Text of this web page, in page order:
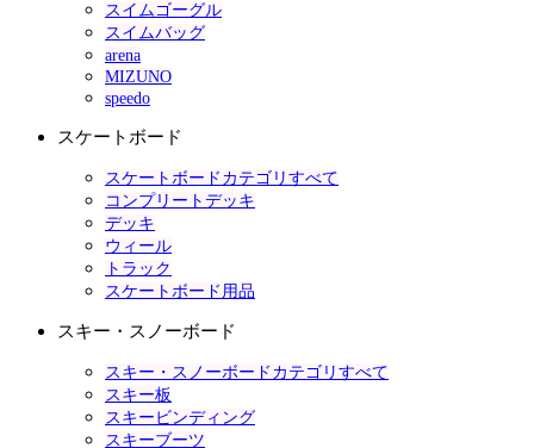
スイムゴーグル
スイムバッグ
arena
MIZUNO
speedo
スケートボード
スケートボードカテゴリすべて
コンプリートデッキ
デッキ
ウィール
トラック
スケートボード用品
スキー・スノーボード
スキー・スノーボードカテゴリすべて
スキー板
スキービンディング
スキーブーツ